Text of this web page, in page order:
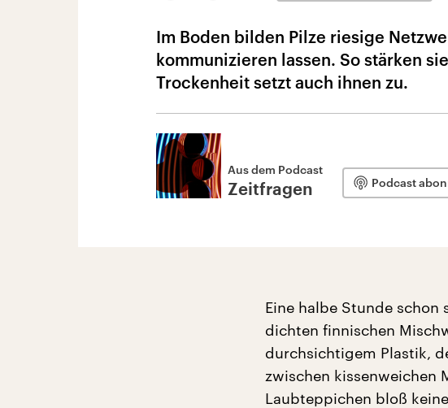
Im Boden bilden Pilze riesige
kommunizieren lassen. So stärken
Trockenheit setzt auch ihnen zu.
Aus dem Podcast
Zeitfragen Podcast
Eine halbe Stunde
dichten finnischen
durchsichtigem Plastik,
zwischen kissenweichen
Laubteppichen bloß